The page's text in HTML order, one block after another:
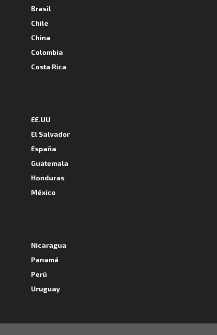
Brasil
Chile
China
Colombia
Costa Rica
EE.UU
El Salvador
España
Guatemala
Honduras
México
Nicaragua
Panamá
Perú
Uruguay